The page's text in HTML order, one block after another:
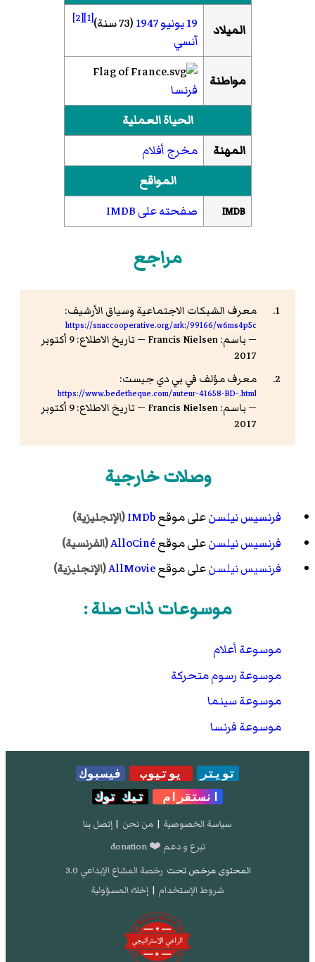
الميلاد 19 يونيو 1947(73 سنة) [1]
[2]
آنسي
مواطنة
فرنسا
الحياة العملية
المهنة
مخرج أفلام
المواقع
IMDB صفحته على IMDB
مراجع
معرف الشبكات الاجتماعية وسياق الأرشيف:
https://snaccooperative.org/ark:/99166/w6ms4p5c
— باسم: Francis Nielsen — تاريخ الاطلاع: 9 أكتوبر
2017
معرف مؤلف في بي دي جيست:
https://www.bedetheque.com/auteur-41658-BD-.html
— باسم: Francis Nielsen — تاريخ الاطلاع: 9 أكتوبر
2017
وصلات خارجية
فرنسيس نيلسنعلى موقعIMDb(الإنجليزية)
فرنسيس نيلسنعلى موقعAlloCiné(الفرنسية)
فرنسيس نيلسنعلى موقعAllMovie(الإنجليزية)
موسوعات ذات صلة :
موسوعة أعلام
موسوعة رسوم متحركة
موسوعة سينما
موسوعة فرنسا
تويتر يوتيوب
فيسبوك
انستقرام
تيك توك
سياسة الخصوصية | من نحن | إتصل بنا
تبرع و دعم ❤️ donation
المحتوى مرخص تحت رخصة المشاع الإبداعي 3.0
شروط الإستخدام | إخلاء المسؤولية